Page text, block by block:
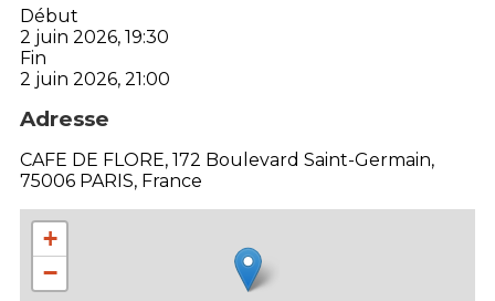
Début
2 juin 2026, 19:30
Fin
2 juin 2026, 21:00
Adresse
CAFE DE FLORE, 172 Boulevard Saint-Germain,
75006 PARIS, France
+
−